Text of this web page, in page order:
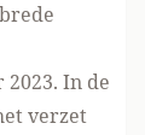
2023. In de
verzet